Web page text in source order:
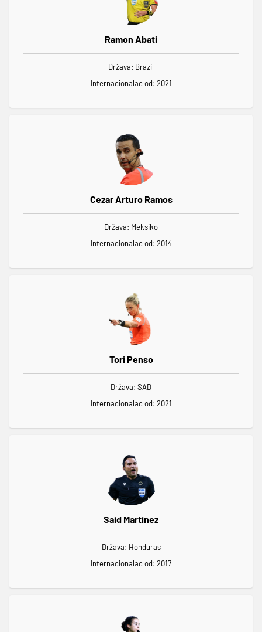
Ramon Abati
Država: Brazil
Internacionalac od: 2021
Cezar Arturo Ramos
Država: Meksiko
Internacionalac od: 2014
Tori Penso
Država: SAD
Internacionalac od: 2021
Said Martinez
Država: Honduras
Internacionalac od: 2017